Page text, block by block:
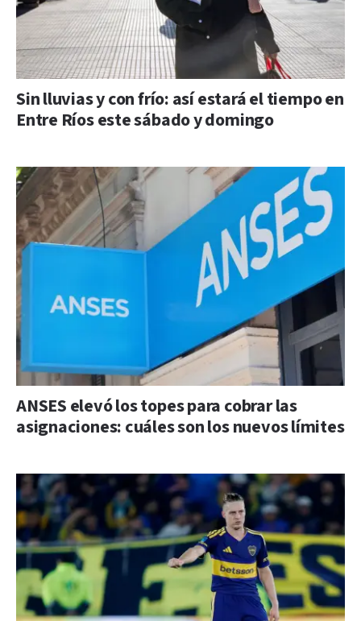
Sin lluvias y con frío: así estará el tiempo en
Entre Ríos este sábado y domingo
ANSES elevó los topes para cobrar las
asignaciones: cuáles son los nuevos límites